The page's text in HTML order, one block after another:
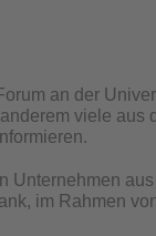
an der
viele aus
Unternehmen
im Rahmen